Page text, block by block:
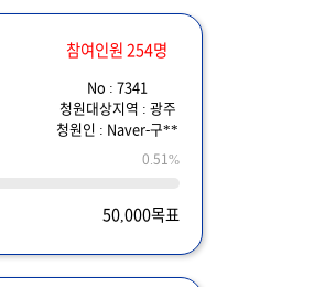
참여인원 254명
No : 7341
청원대상지역 : 광주
청원인 : Naver-구**
0.51%
50,000목표